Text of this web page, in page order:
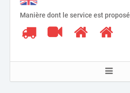
Manière dont le service est proposé